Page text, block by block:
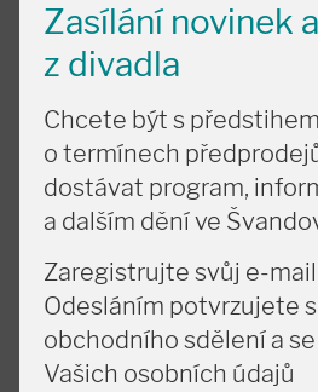
Zasílání novinek
z divadla
Chcete být s
o termínech
dostávat program,
a dalším dění ve
Zaregistrujte svůj e-
Odesláním potvrzujete
obchodního sdělení a
Vašich osobních údajů